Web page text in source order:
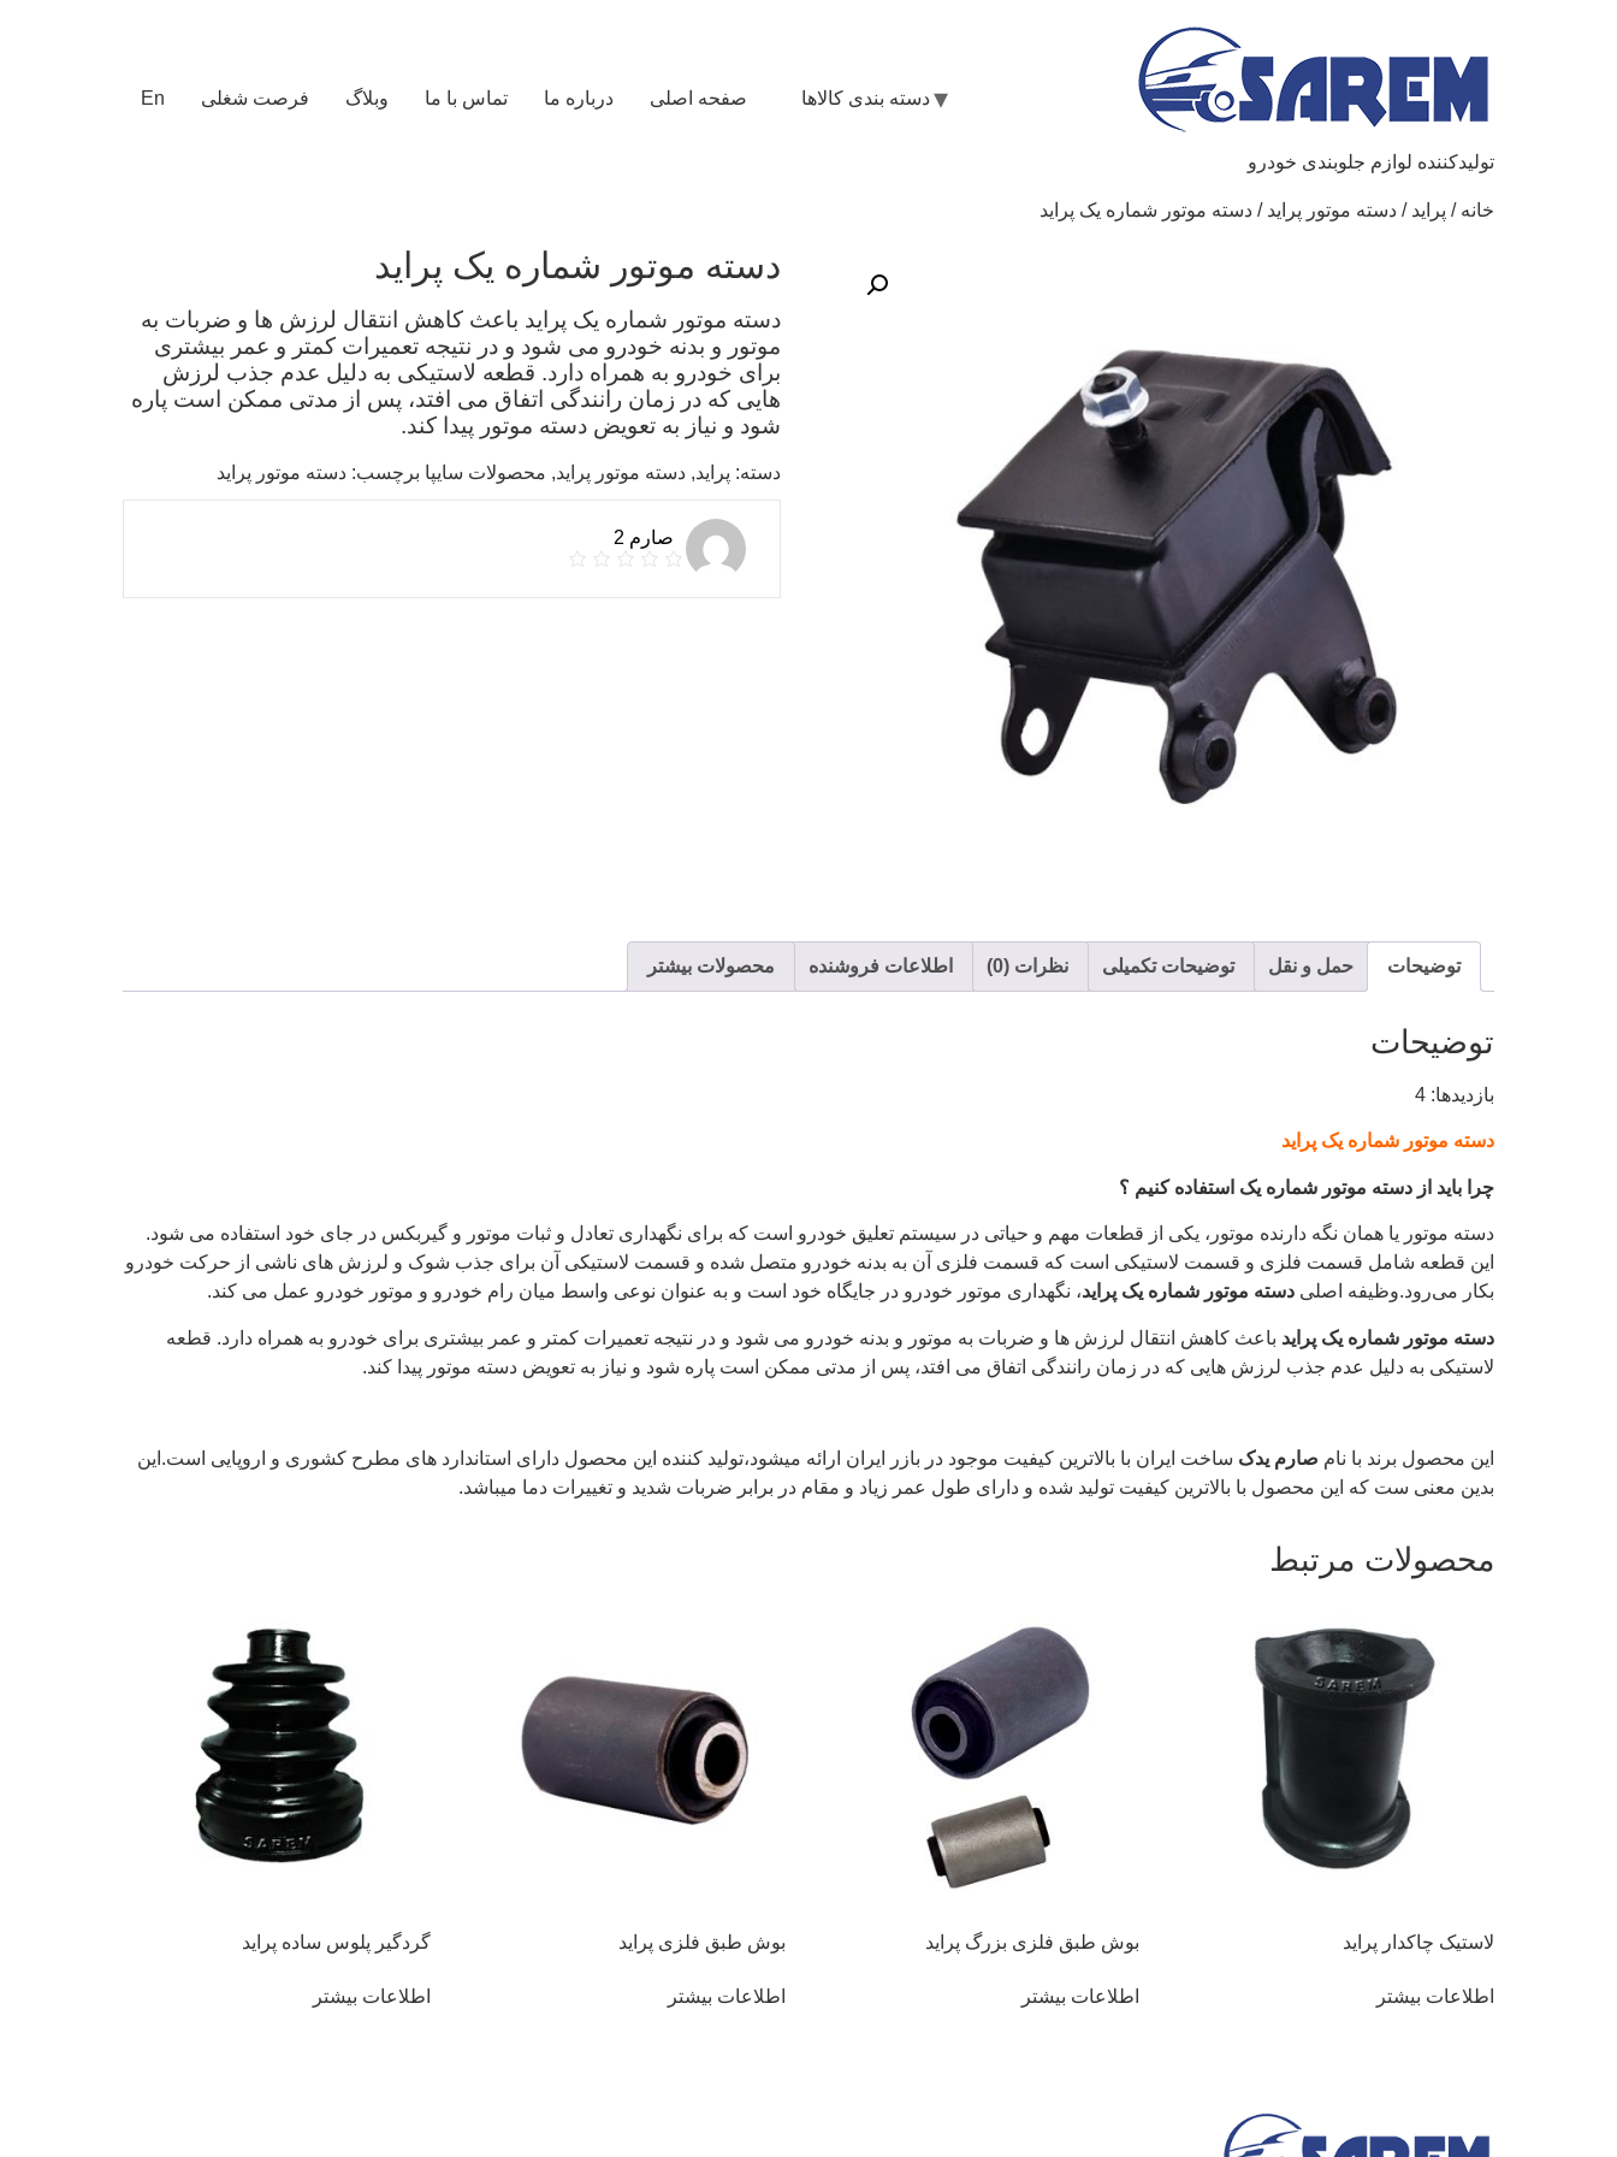
تولیدکننده لوازم جلوبندی خودرو
دسته بندی کالاها صفحه اصلی درباره ما تماس با ما وبلاگ فرصت شغلی En
خانه / پراید / دسته موتور پراید / دسته موتور شماره یک پراید
دسته موتور شماره یک پراید
دسته موتور شماره یک پراید باعث کاهش انتقال لرزش‌ ها و ضربات به
موتور و بدنه خودرو می ‌شود و در نتیجه تعمیرات کمتر و عمر بیشتری
برای خودرو به همراه دارد. قطعه لاستیکی به دلیل عدم جذب لرزش
‌هایی که در زمان رانندگی اتفاق می ‌افتد، پس از مدتی ممکن است پاره
شود و نیاز به تعویض دسته موتور پیدا کند.
دسته: پراید, دسته موتور پراید, محصولات سایپا برچسب: دسته موتور پراید
صارم 2
توضیحات حمل و نقل توضیحات تکمیلی نظرات (0) اطلاعات فروشنده محصولات بیشتر
توضیحات
بازدیدها: 4
دسته موتور شماره یک پراید
چرا باید از دسته موتور شماره یک استفاده کنیم ؟
دسته موتور یا همان نگه دارنده موتور، یکی از قطعات مهم و حیاتی در سیستم تعلیق خودرو است که برای نگهداری تعادل و ثبات موتور و گیربکس در جای خود استفاده می‌ شود.
این قطعه شامل قسمت فلزی و قسمت لاستیکی است که قسمت فلزی آن به بدنه خودرو متصل شده و قسمت لاستیکی آن برای جذب شوک و لرزش‌ های ناشی از حرکت خودرو
بکار می‌رود.وظیفه اصلی دسته موتور شماره یک پراید، نگهداری موتور خودرو در جایگاه خود است و به عنوان نوعی واسط میان رام خودرو و موتور خودرو عمل می کند.
دسته موتور شماره یک پراید باعث کاهش انتقال لرزش‌ ها و ضربات به موتور و بدنه خودرو می ‌شود و در نتیجه تعمیرات کمتر و عمر بیشتری برای خودرو به همراه دارد. قطعه
لاستیکی به دلیل عدم جذب لرزش ‌هایی که در زمان رانندگی اتفاق می ‌افتد، پس از مدتی ممکن است پاره شود و نیاز به تعویض دسته موتور پیدا کند.
این محصول برند با نام صارم یدک ساخت ایران با بالاترین کیفیت موجود در بازر ایران ارائه میشود،تولید کننده این محصول دارای استاندارد های مطرح کشوری و اروپایی است.این
بدین معنی ست که این محصول با بالاترین کیفیت تولید شده و دارای طول عمر زیاد و مقام در برابر ضربات شدید و تغییرات دما میباشد.
محصولات مرتبط
لاستیک چاکدار پراید
اطلاعات بیشتر
بوش طبق فلزی بزرگ پراید
اطلاعات بیشتر
بوش طبق فلزی پراید
اطلاعات بیشتر
گردگیر پلوس ساده پراید
اطلاعات بیشتر